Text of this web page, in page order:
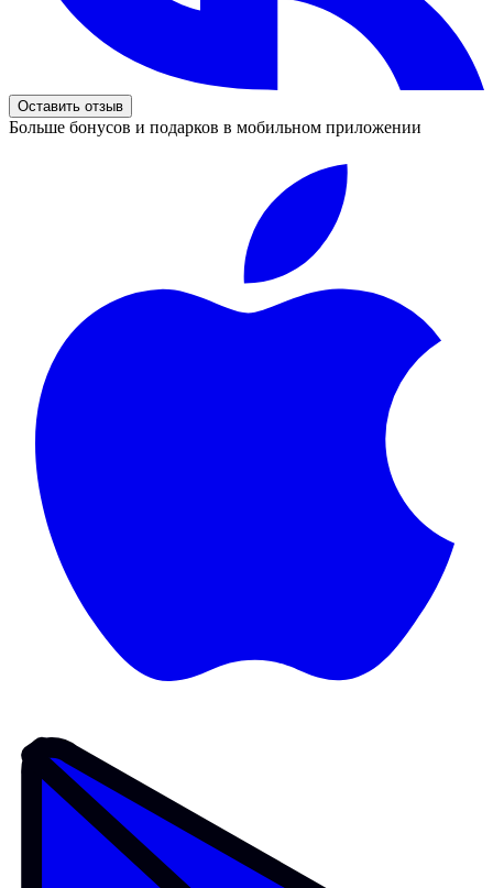
Оставить отзыв
Больше бонусов и подарков в мобильном приложении